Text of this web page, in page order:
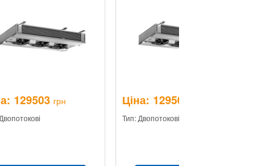
129503 грн Ціна: 129503
Тип: Двопотокові